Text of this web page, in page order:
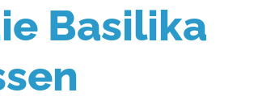
Basilika